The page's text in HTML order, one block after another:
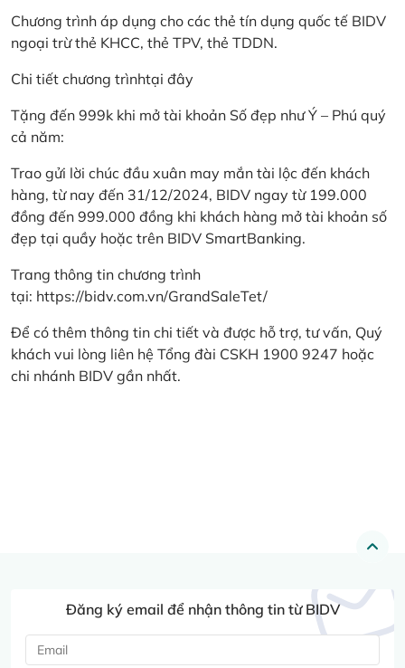
Chương trình áp dụng cho các thẻ tín dụng quốc tế BIDV
ngoại trừ thẻ KHCC, thẻ TPV, thẻ TDDN.
Chi tiết chương trìnhtại đây
Tặng đến 999k khi mở tài khoản Số đẹp như Ý – Phú quý
cả năm:
Trao gửi lời chúc đầu xuân may mắn tài lộc đến khách
hàng, từ nay đến 31/12/2024, BIDV ngay từ 199.000
đồng đến 999.000 đồng khi khách hàng mở tài khoản số
đẹp tại quầy hoặc trên BIDV SmartBanking.
Trang thông tin chương trình
tại: https://bidv.com.vn/GrandSaleTet/
Để có thêm thông tin chi tiết và được hỗ trợ, tư vấn, Quý
khách vui lòng liên hệ Tổng đài CSKH 1900 9247 hoặc
chi nhánh BIDV gần nhất.
Đăng ký email để nhận thông tin từ BIDV